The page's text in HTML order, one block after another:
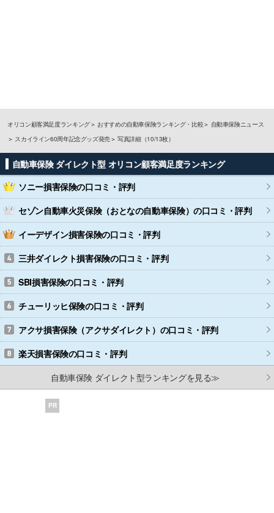
オリコン顧客満足度ランキング おすすめの自動車保険ランキング・比較
自動車保険ニュース
スカイライン60周年記念グッズ発売
写真詳細（10/13枚）
自動車保険 ダイレクト型 オリコン顧客満足度ランキング
ソニー損害保険の口コミ・評判
セゾン自動車火災保険（おとなの自動車保険）の口コミ・評判
イーデザイン損害保険の口コミ・評判
三井ダイレクト損害保険の口コミ・評判
SBI損害保険の口コミ・評判
チューリッヒ保険の口コミ・評判
アクサ損害保険（アクサダイレクト） の口コミ・評判
楽天損害保険の口コミ・評判
自動車保険 ダイレクト型ランキングを見る≫
PR